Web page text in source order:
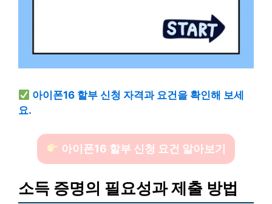
아이폰16 할부 신청 자격과 요건을 확인해 보세
요.
아이폰16 할부 신청 요건 알아보기
소득 증명의 필요성과 제출 방법